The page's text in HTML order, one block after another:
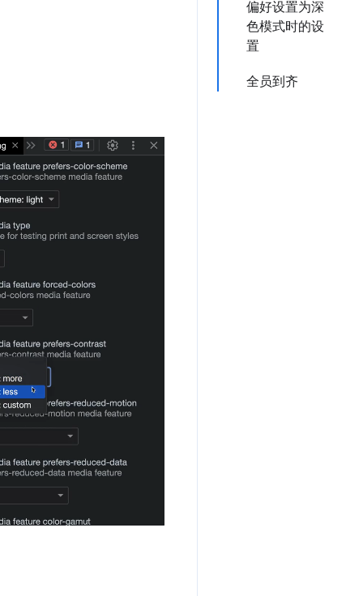
偏好设置为深
色模式时的设
置
全员到齐